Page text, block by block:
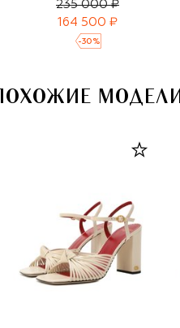
235 000 ₽
164 500 ₽
-30 %
ПОХОЖИЕ МОДЕЛИ